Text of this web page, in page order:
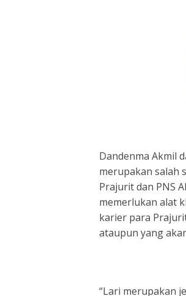
Dandenma Akmil
merupakan salah
Prajurit dan PNS
memerlukan alat
karier para
ataupun yang
“Lari merupakan